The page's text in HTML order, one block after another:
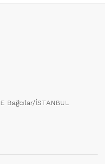
Bağcılar/İSTANBUL